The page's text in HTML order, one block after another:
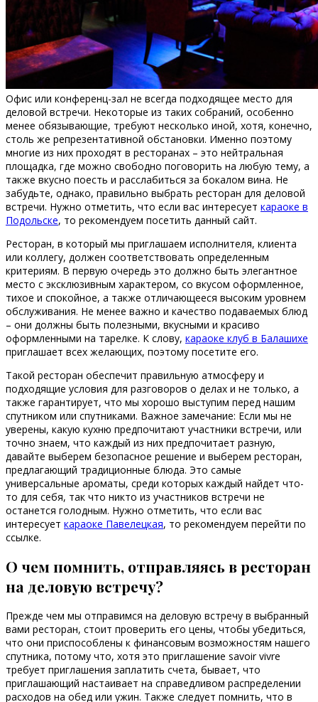
Офис или конференц-зал не всегда подходящее место для
деловой встречи. Некоторые из таких собраний, особенно
менее обязывающие, требуют несколько иной, хотя, конечно,
столь же репрезентативной обстановки. Именно поэтому
многие из них проходят в ресторанах – это нейтральная
площадка, где можно свободно поговорить на любую тему, а
также вкусно поесть и расслабиться за бокалом вина. Не
забудьте, однако, правильно выбрать ресторан для деловой
встречи. Нужно отметить, что если вас интересует караоке в
Подольске, то рекомендуем посетить данный сайт.
Ресторан, в который мы приглашаем исполнителя, клиента
или коллегу, должен соответствовать определенным
критериям. В первую очередь это должно быть элегантное
место с эксклюзивным характером, со вкусом оформленное,
тихое и спокойное, а также отличающееся высоким уровнем
обслуживания. Не менее важно и качество подаваемых блюд
– они должны быть полезными, вкусными и красиво
оформленными на тарелке. К слову, караоке клуб в Балашихе
приглашает всех желающих, поэтому посетите его.
Такой ресторан обеспечит правильную атмосферу и
подходящие условия для разговоров о делах и не только, а
также гарантирует, что мы хорошо выступим перед нашим
спутником или спутниками. Важное замечание: Если мы не
уверены, какую кухню предпочитают участники встречи, или
точно знаем, что каждый из них предпочитает разную,
давайте выберем безопасное решение и выберем ресторан,
предлагающий традиционные блюда. Это самые
универсальные ароматы, среди которых каждый найдет что-
то для себя, так что никто из участников встречи не
останется голодным. Нужно отметить, что если вас
интересует караоке Павелецкая, то рекомендуем перейти по
ссылке.
О чем помнить, отправляясь в ресторан
на деловую встречу?
Прежде чем мы отправимся на деловую встречу в выбранный
вами ресторан, стоит проверить его цены, чтобы убедиться,
что они приспособлены к финансовым возможностям нашего
спутника, потому что, хотя это приглашение savoir vivre
требует приглашения заплатить счета, бывает, что
приглашающий настаивает на справедливом распределении
расходов на обед или ужин. Также следует помнить, что в